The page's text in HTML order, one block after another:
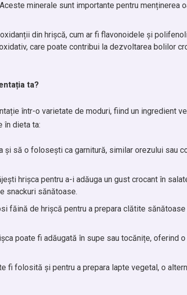
minerale sunt importante pentru menținerea
din hrișcă, cum ar fi flavonoidele și
care poate contribui la dezvoltarea bolilor
ta?
într-o varietate de moduri, fiind un ingredient
în dieta ta:
și să o folosești ca garnitură, similar orezului sau
hrișca pentru a-i adăuga un gust crocant în
snackuri sănătoase.
făină de hrișcă pentru a prepara clătite
poate fi adăugată în supe sau tocănițe, oferind
fi folosită și pentru a prepara lapte vegetal, o